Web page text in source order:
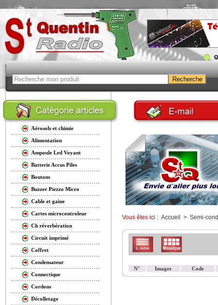
Aérosols et chimie
Alimentation
Ampoule Led Voyant
Batterie Accus Piles
Boutons
Buzzer Piezzo Micro
Cable et gaine
Cartes microcontroleur
Ch réverbération
Circuit imprimé
Coffret
Condensateur
Connectique
Cordons
Décolletage
Vous êtes ici : Accueil > Semi-
N° Images Code